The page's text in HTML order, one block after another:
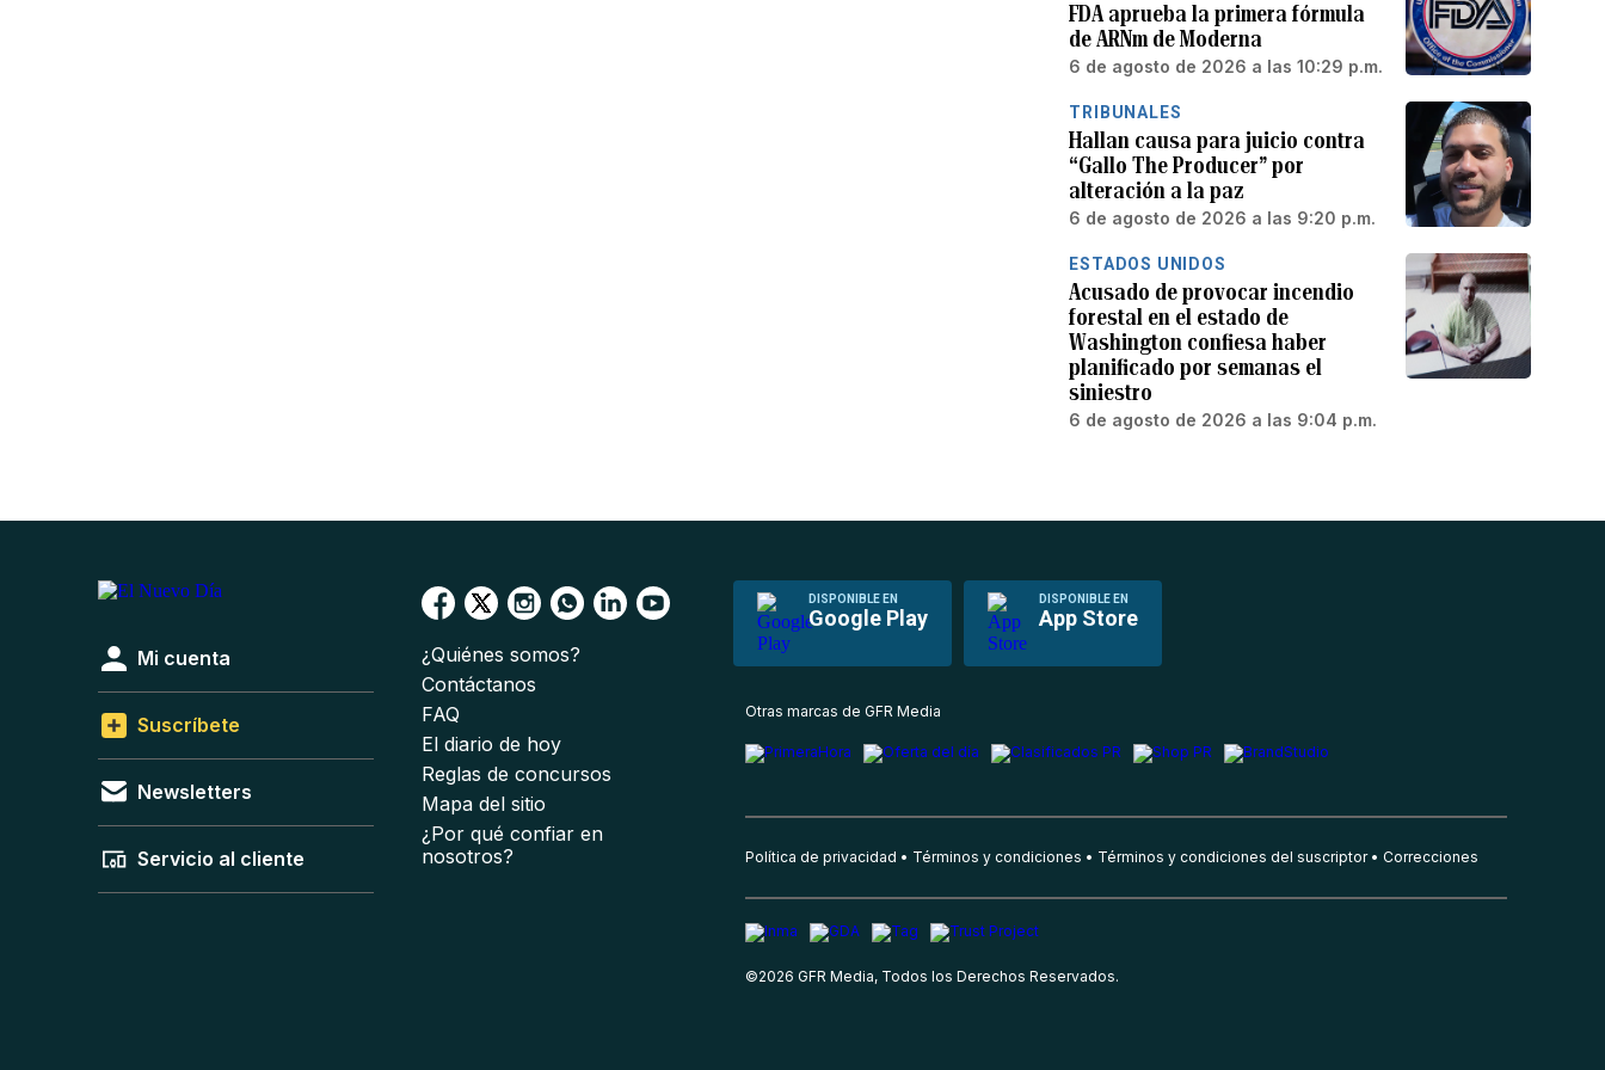
FDA aprueba la primera fórmula
de ARNm de Moderna
6 de agosto de 2026 a las 10:29 p.m.
TRIBUNALES
Hallan causa para juicio contra
“Gallo The Producer” por
alteración a la paz
6 de agosto de 2026 a las 9:20 p.m.
ESTADOS UNIDOS
Acusado de provocar incendio
forestal en el estado de
Washington confiesa haber
planificado por semanas el
siniestro
6 de agosto de 2026 a las 9:04 p.m.
DISPONIBLE EN
Google Play
DISPONIBLE EN
App Store
Mi cuenta
Suscríbete
Newsletters
Servicio al cliente
¿Quiénes somos?
Contáctanos
FAQ
El diario de hoy
Reglas de concursos
Mapa del sitio
¿Por qué confiar en
nosotros?
Otras marcas de GFR Media
Política de privacidad Términos y condiciones Términos y condiciones del suscriptor Correcciones
©2026 GFR Media, Todos los Derechos Reservados.